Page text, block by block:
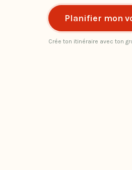
Planifier mon
Crée ton itinéraire avec ton